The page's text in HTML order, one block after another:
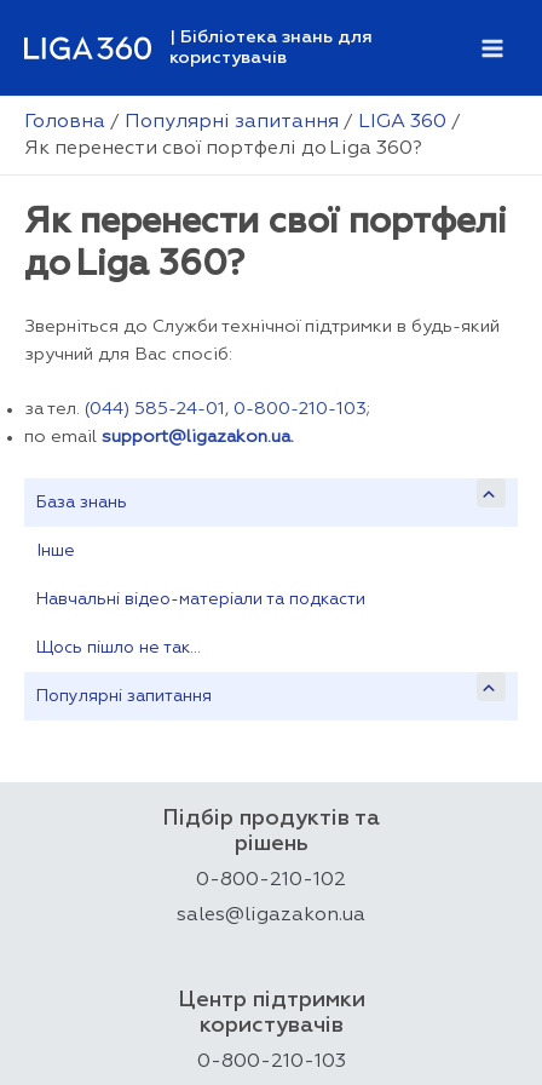
| Бібліотека знань для
користувачів
Головна Популярні запитання
LIGA 360
Як перенести свої портфелі до Liga 360?
База знань
Інше
Навчальні відео-матеріали та подкасти
Щось пішло не так…
Популярні запитання
Як перенести свої портфелі
до Liga 360?
Зверніться до Служби технічної підтримки в будь-який
зручний для Вас спосіб:
за тел. (044) 585-24-01 , 0-800-210-103;
по email support@ligazakon.ua.
Підбір продуктів та
рішень
0-800-210-102
sales@ligazakon.ua
Центр підтримки
користувачів
0-800-210-103